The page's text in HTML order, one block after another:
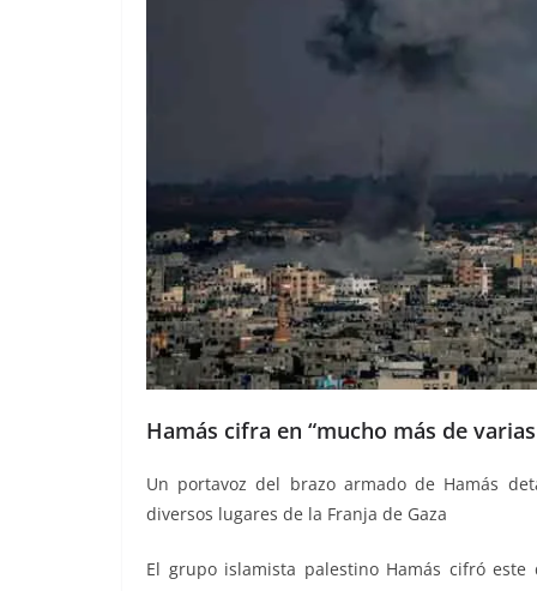
Hamás cifra en “mucho más de
Un portavoz del brazo armado de Hamás
diversos lugares de la Franja de Gaza
El grupo islamista palestino Hamás cifró